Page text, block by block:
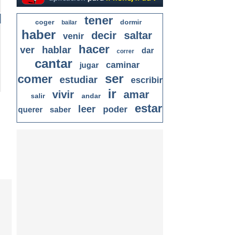
coger bailar tener dormir
haber venir decir saltar
ver hablar hacer correr dar
cantar jugar caminar
comer estudiar ser escribir
salir vivir andar ir amar
querer saber leer poder estar